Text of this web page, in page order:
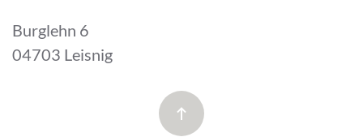
Burglehn 6
04703 Leisnig